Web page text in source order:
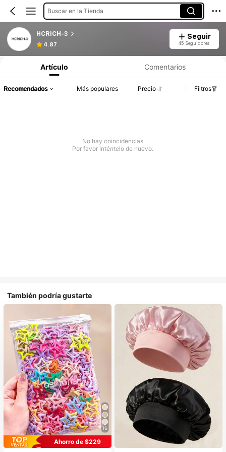
Buscar en la Tienda
HCRICH-3
4.87
Seguir
45 Seguidores
Artículo Comentarios
Recomendados Más populares Precio Filtros
No hay coincidencias
Por favor inténtelo de nuevo.
También podría gustarte
16
Ahorro de $229
#1 Más vendidos
en Multicolor Gorros para el pelo para mujer
Establecido hace 1 año